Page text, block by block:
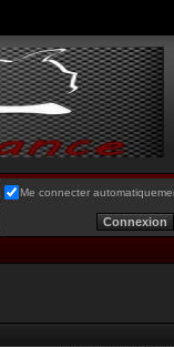
Me connecter